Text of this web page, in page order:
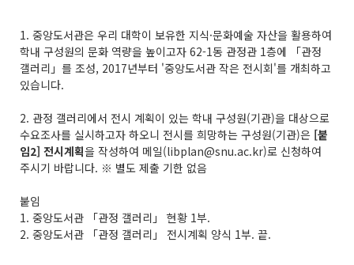
1. 중앙도서관은 우리 대학이 보유한 지식·문화예술 자산을 활용하여
학내 구성원의 문화 역량을 높이고자 62-1동 관정관 1층에 「관정
갤러리」를 조성, 2017년부터 '중앙도서관 작은 전시회'를 개최하고
있습니다.
2. 관정 갤러리에서 전시 계획이 있는 학내 구성원(기관)을 대상으로
수요조사를 실시하고자 하오니 전시를 희망하는 구성원(기관)은 [붙
임2] 전시계획을 작성하여 메일(libplan@snu.ac.kr)로 신청하여
주시기 바랍니다. ※ 별도 제출 기한 없음
붙임
1. 중앙도서관 「관정 갤러리」 현황 1부.
2. 중앙도서관 「관정 갤러리」 전시계획 양식 1부. 끝.